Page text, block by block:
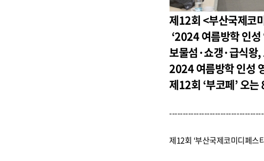
제12회 <부산국제코
‘2024 여름방학 인
보물섬·쇼갱·급식
2024 여름방학 인성
제12회 ‘부코페’ 오
제12회 ‘부산국제코미디페스